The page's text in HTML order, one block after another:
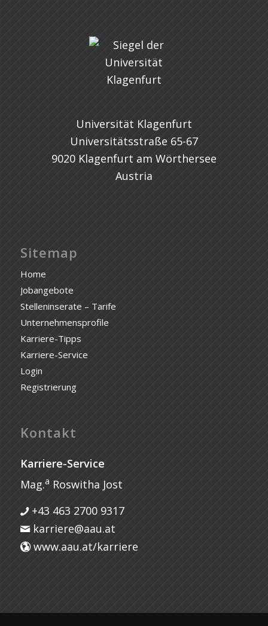
Universität Klagenfurt
Universitätsstraße 65-67
9020 Klagenfurt am Wörthersee
Austria
Sitemap
Home
Jobangebote
Stelleninserate – Tarife
Unternehmensprofile
Karriere-Tipps
Karriere-Service
Login
Registrierung
Kontakt
Karriere-Service
Mag.a Roswitha Jost
+43 463 2700 9317
karriere@aau.at
www.aau.at/karriere